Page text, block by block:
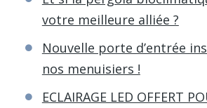
votre meilleure alliée ?
Nouvelle porte d’entrée
nos menuisiers !
ECLAIRAGE LED OFFERT